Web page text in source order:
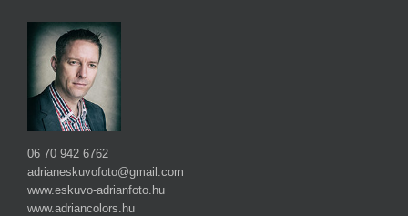
06 70 942 6762
adrianeskuvofoto@gmail.com
www.eskuvo-adrianfoto.hu
www.adriancolors.hu